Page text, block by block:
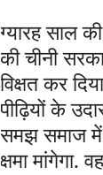
ग्यारह साल
की चीनी
विक्षत कर
पीढ़ियों के
समझ समाज में
क्षमा मांगेगा.